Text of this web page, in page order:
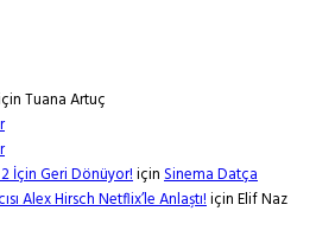
Tuana Artuç
İçin Geri Dönüyor!içinSinema Datça
Alex Hirsch Netflix’le Anlaştı!içinElif Naz